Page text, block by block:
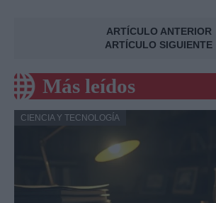
ARTÍCULO ANTERIOR
ARTÍCULO SIGUIENTE
Más leídos
CIENCIA Y TECNOLOGÍA